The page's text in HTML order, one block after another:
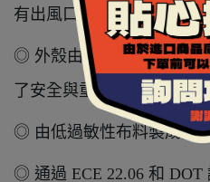
有出風口。
◎ 外殼由 HIRP - 高耐衝擊
了安全與重量比的最佳品
◎ 由低過敏性布料製成的
◎ 通過 ECE 22.06 和 DOT